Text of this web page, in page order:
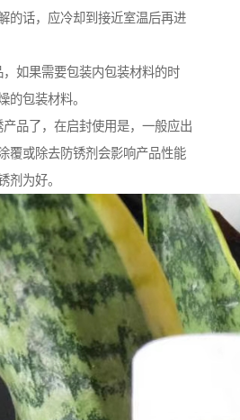
的话，应冷却到接近室温后再进
如果需要包装内包装材料的时
的包装材料。
品了，在启封使用是，一般应出
覆或除去防锈剂会影响产品性能
剂为好。